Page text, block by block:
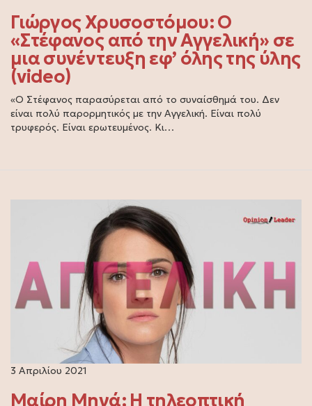
Γιώργος Χρυσοστόμου: Ο
«Στέφανος από την Αγγελική» σε
μια συνέντευξη εφ’ όλης της ύλης
(video)
«Ο Στέφανος παρασύρεται από το συναίσθημά του. Δεν
είναι πολύ παρορμητικός με την Αγγελική. Είναι πολύ
τρυφερός. Είναι ερωτευμένος. Κι…
3 Απριλίου 2021
Μαίρη Μηνά: Η τηλεοπτική